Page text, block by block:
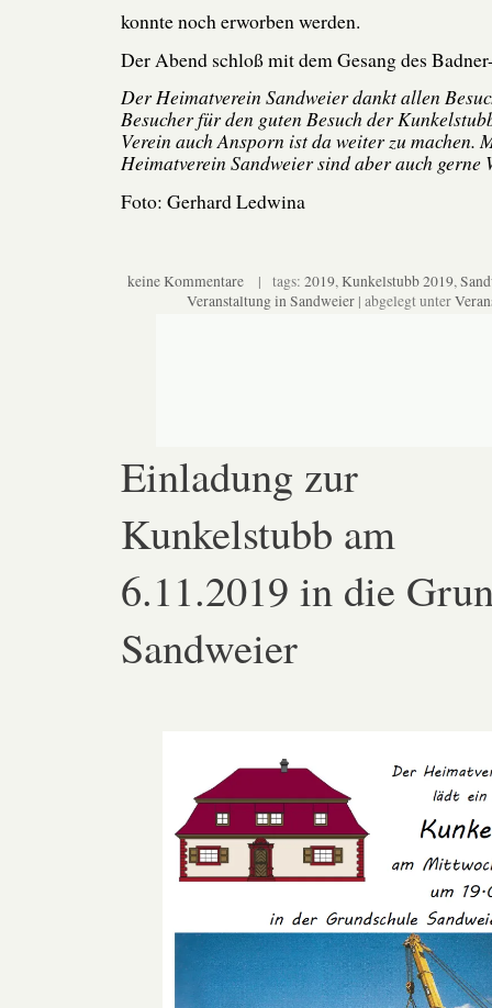
konnte noch erworben werden.
Der Abend schloß mit dem Gesang des
Der Heimatverein Sandweier dankt allen
Besucher für den guten Besuch der
Verein auch Ansporn ist da weiter zu machen.
Heimatverein Sandweier sind aber auch gerne
Foto: Gerhard Ledwina
keine Kommentare| tags: 2019,Kunkelstubb 2019,
Veranstaltung in Sandweier| abgelegt unter
Einladung zur
Kunkelstubb am
6.11.2019 in die
Sandweier